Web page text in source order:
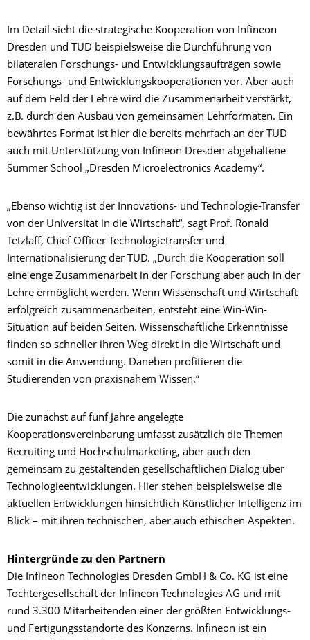
Im Detail sieht die strategische Kooperation von Infineon
Dresden und TUD beispielsweise die Durchführung von
bilateralen Forschungs- und Entwicklungsaufträgen sowie
Forschungs- und Entwicklungskooperationen vor. Aber auch
auf dem Feld der Lehre wird die Zusammenarbeit verstärkt,
z.B. durch den Ausbau von gemeinsamen Lehrformaten. Ein
bewährtes Format ist hier die bereits mehrfach an der TUD
auch mit Unterstützung von Infineon Dresden abgehaltene
Summer School „Dresden Microelectronics Academy“.
„Ebenso wichtig ist der Innovations- und Technologie-Transfer
von der Universität in die Wirtschaft“, sagt Prof. Ronald
Tetzlaff, Chief Officer Technologietransfer und
Internationalisierung der TUD. „Durch die Kooperation soll
eine enge Zusammenarbeit in der Forschung aber auch in der
Lehre ermöglicht werden. Wenn Wissenschaft und Wirtschaft
erfolgreich zusammenarbeiten, entsteht eine Win-Win-
Situation auf beiden Seiten. Wissenschaftliche Erkenntnisse
finden so schneller ihren Weg direkt in die Wirtschaft und
somit in die Anwendung. Daneben profitieren die
Studierenden von praxisnahem Wissen.“
Die zunächst auf fünf Jahre angelegte
Kooperationsvereinbarung umfasst zusätzlich die Themen
Recruiting und Hochschulmarketing, aber auch den
gemeinsam zu gestaltenden gesellschaftlichen Dialog über
Technologieentwicklungen. Hier stehen beispielsweise die
aktuellen Entwicklungen hinsichtlich Künstlicher Intelligenz im
Blick – mit ihren technischen, aber auch ethischen Aspekten.
Hintergründe zu den Partnern
Die Infineon Technologies Dresden GmbH & Co. KG ist eine
Tochtergesellschaft der Infineon Technologies AG und mit
rund 3.300 Mitarbeitenden einer der größten Entwicklungs-
und Fertigungsstandorte des Konzerns. Infineon ist ein